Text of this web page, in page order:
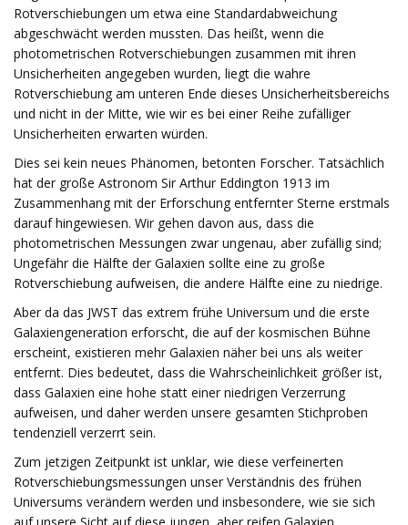
Rotverschiebungen um etwa eine Standardabweichung
abgeschwächt werden mussten. Das heißt, wenn die
photometrischen Rotverschiebungen zusammen mit ihren
Unsicherheiten angegeben wurden, liegt die wahre
Rotverschiebung am unteren Ende dieses Unsicherheitsbereichs
und nicht in der Mitte, wie wir es bei einer Reihe zufälliger
Unsicherheiten erwarten würden.
Dies sei kein neues Phänomen, betonten Forscher. Tatsächlich
hat der große Astronom Sir Arthur Eddington 1913 im
Zusammenhang mit der Erforschung entfernter Sterne erstmals
darauf hingewiesen. Wir gehen davon aus, dass die
photometrischen Messungen zwar ungenau, aber zufällig sind;
Ungefähr die Hälfte der Galaxien sollte eine zu große
Rotverschiebung aufweisen, die andere Hälfte eine zu niedrige.
Aber da das JWST das extrem frühe Universum und die erste
Galaxiengeneration erforscht, die auf der kosmischen Bühne
erscheint, existieren mehr Galaxien näher bei uns als weiter
entfernt. Dies bedeutet, dass die Wahrscheinlichkeit größer ist,
dass Galaxien eine hohe statt einer niedrigen Verzerrung
aufweisen, und daher werden unsere gesamten Stichproben
tendenziell verzerrt sein.
Zum jetzigen Zeitpunkt ist unklar, wie diese verfeinerten
Rotverschiebungsmessungen unser Verständnis des frühen
Universums verändern werden und insbesondere, wie sie sich